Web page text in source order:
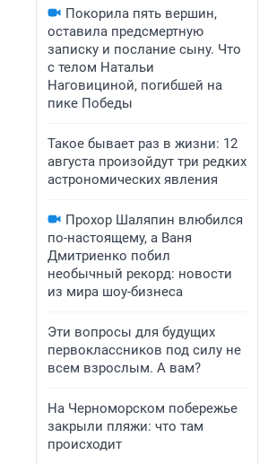
Покорила пять вершин,
оставила предсмертную
записку и послание сыну. Что
с телом Натальи
Наговициной, погибшей на
пике Победы
Такое бывает раз в жизни: 12
августа произойдут три редких
астрономических явления
Прохор Шаляпин влюбился
по-настоящему, а Ваня
Дмитриенко побил
необычный рекорд: новости
из мира шоу-бизнеса
Эти вопросы для будущих
первоклассников под силу не
всем взрослым. А вам?
На Черноморском побережье
закрыли пляжи: что там
происходит